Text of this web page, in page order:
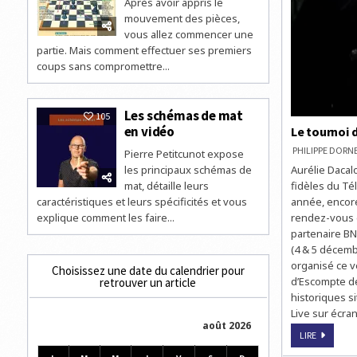
Le tournoi
PHILIPPE
Aurélie
fidèles du
année,
rendez-vous
partenaire
(4 & 5
organisé ce
d’Escompte
historiques
Live sur
LIRELE
D’ÉCHECS
mouvement des pièces,
vous allez commencer une
partie. Mais comment effectuer ses premiers
coups sans compromettre...
105
Les schémas de mat
en vidéo
Pierre Petitcunot expose
les principaux schémas de
mat, détaille leurs
caractéristiques et leurs spécificités et vous
explique comment les faire...
Choisissez une date du calendrier pour
retrouver un article
août 2026